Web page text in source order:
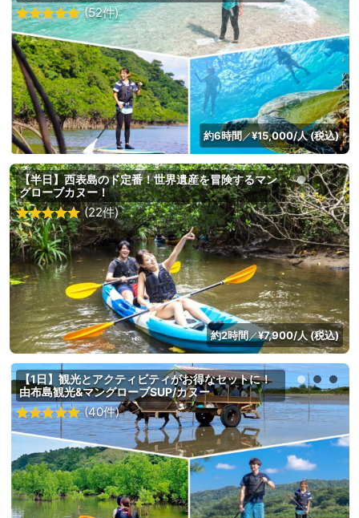
(52件)
約6時間／¥15,000/人 (税込)
【半日】西表島のド定番！世界遺産を冒険するマン
グローブカヌー！
(22件)
約2時間／¥7,900/人 (税込)
【1日】観光とアクティビティがお得なセットに！
由布島観光&マングローブSUP/カヌー
(40件)